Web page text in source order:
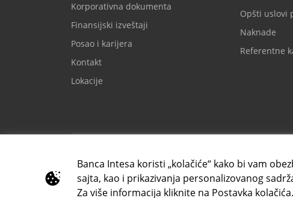
Banca Intesa koristi „kolačiće“ kako bi vam
sajta, kao i prikazivanja personalizovanog
Za više informacija kliknite na Postavka
Korporativna dokumenta
Finansijski izveštaji
Posao i karijera
Kontakt
Lokacije
Opšti uslovi
Naknade
Referentne
kontaktcc@bancaintesa.rs
+381 11